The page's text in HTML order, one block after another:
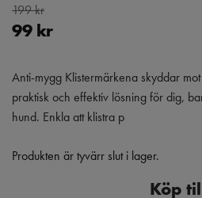
199 kr
99 kr
Anti-mygg Klistermärkena skyddar
praktisk och effektiv lösning för dig,
hund. Enkla att klistra p
Produkten är tyvärr slut i lager.
Köp